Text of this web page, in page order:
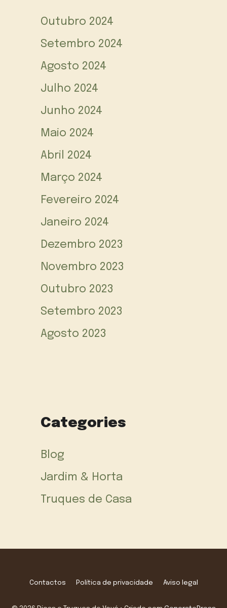
Outubro 2024
Setembro 2024
Agosto 2024
Julho 2024
Junho 2024
Maio 2024
Abril 2024
Março 2024
Fevereiro 2024
Janeiro 2024
Dezembro 2023
Novembro 2023
Outubro 2023
Setembro 2023
Agosto 2023
Categories
Blog
Jardim & Horta
Truques de Casa
Contactos Política de privacidade Aviso legal